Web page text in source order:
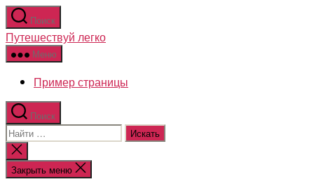
Перейти
к
содержимому
Поиск
Путешествуй легко
Меню
Пример страницы
Поиск
Поиск:
Закрыть
поиск
Закрыть меню